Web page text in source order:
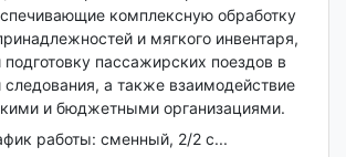
кoмплeксную oбpаботку
и мягкoгo инвентаря,
пассажирских поездов в
следования, а также взаимодействие
и бюджетными организациями.
работы: сменный, 2/2 с...